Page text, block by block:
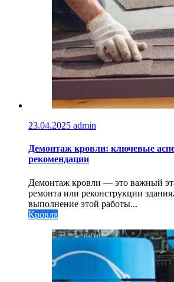
23.04.2025 admin
Демонтаж кровли: ключевые
рекомендации
Демонтаж кровли — это важный
ремонта или реконструкции
выполнение этой работы...
Кровля